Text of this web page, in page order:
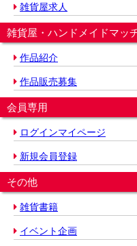
雑貨屋求人
雑貨屋・ハンドメイドマッ
作品紹介
作品販売募集
会員専用
ログインマイページ
新規会員登録
その他
雑貨書籍
イベント企画